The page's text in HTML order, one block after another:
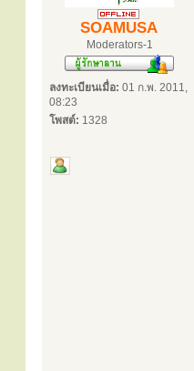
SOAMUSA
Moderators-1
ลงทะเบียนเมื่อ: 01 ก.พ. 2011,
08:23
โพสต์: 1328